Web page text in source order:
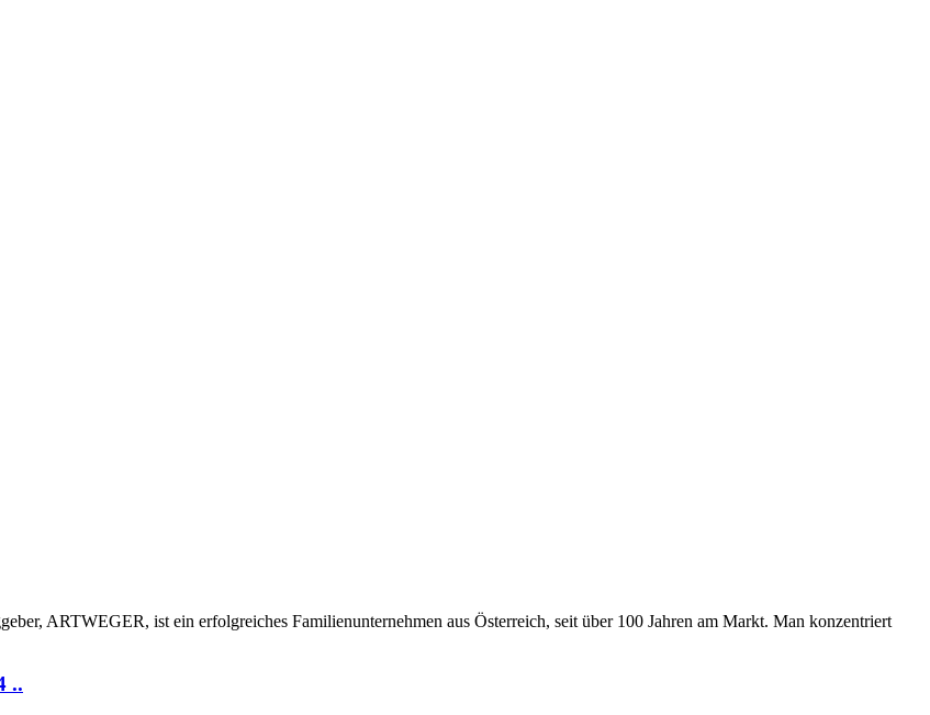
ARTWEGER, ist ein erfolgreiches Familienunternehmen aus Österreich, seit über 100 Jahren am Markt. Man konzentriert
..